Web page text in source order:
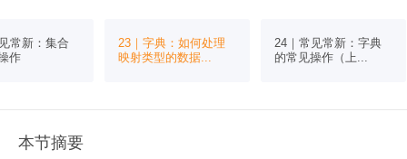
常新：集合
作
23｜字典：如何处理
映射类型的数据...
24｜常见常新：字典
的常见操作（上...
本节摘要